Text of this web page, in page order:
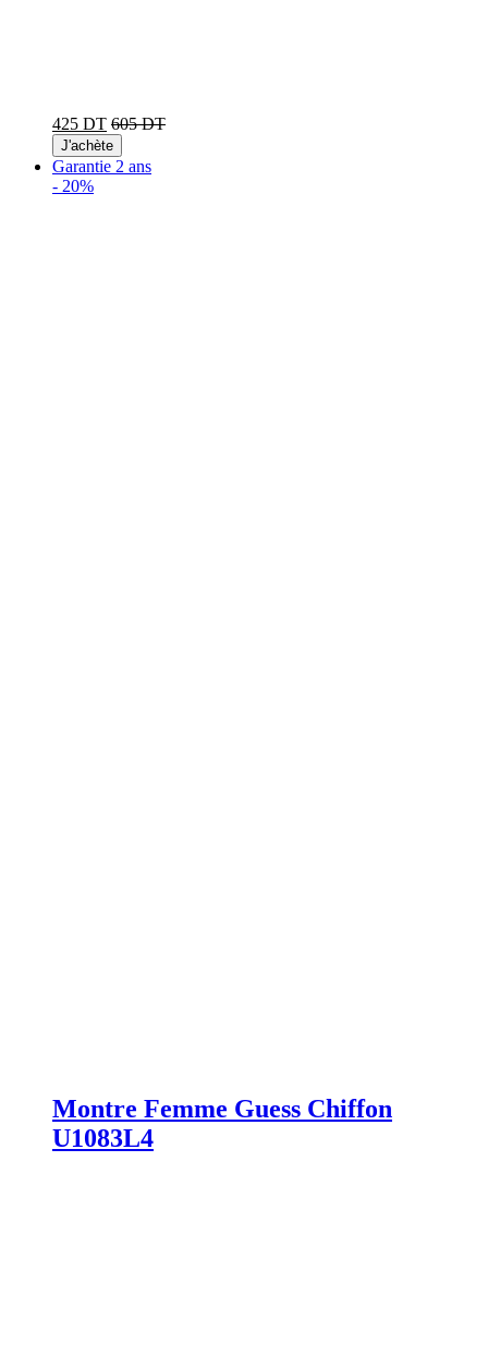
425 DT 605 DT
J'achète
Garantie 2 ans
- 20%
Montre Femme Guess Chiffon
U1083L4